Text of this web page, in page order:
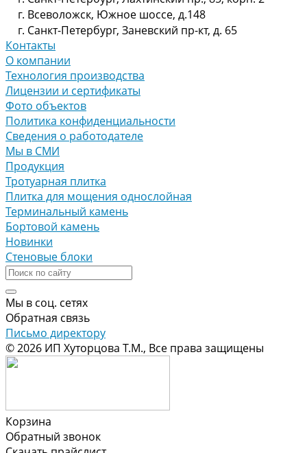
г. Всеволожск, Южное шоссе, д.148
г. Санкт-Петербург, Заневский пр-кт, д. 65
Контакты
О компании
Технология производства
Лицензии и сертификаты
Фото объектов
Политика конфиденциальности
Сведения о работодателе
Мы в СМИ
Продукция
Тротуарная плитка
Плитка для мощения однослойная
Терминальный камень
Бортовой камень
Новинки
Стеновые блоки
Мы в соц. сетях
Обратная связь
Письмо директору
© 2026 ИП Хуторцова Т.М., Все права защищены
Корзина
Обратный звонок